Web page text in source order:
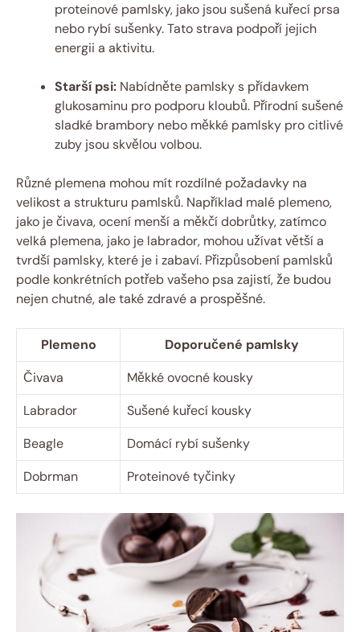
proteinové pamlsky, jako jsou sušená kuřecí prsa
nebo rybí sušenky. Tato strava podpoří jejich
energii a aktivitu.
Starší psi: Nabídněte pamlsky s přídavkem
glukosaminu pro podporu kloubů. Přírodní sušené
sladké brambory nebo měkké pamlsky pro citlivé
zuby jsou skvělou volbou.
Různé plemena mohou mít rozdílné požadavky na
velikost a strukturu pamlsků. Například malé plemeno,
jako je čivava, ocení menší a měkčí dobrůtky, zatímco
velká plemena, jako je labrador, mohou užívat větší a
tvrdší pamlsky, které je i zabaví. Přizpůsobení pamlsků
podle konkrétních potřeb vašeho psa zajistí, že budou
nejen chutné, ale také zdravé a prospěšné.
Plemeno
Doporučené pamlsky
Čivava
Měkké ovocné kousky
Labrador
Sušené kuřecí kousky
Beagle
Domácí rybí sušenky
Dobrman
Proteinové tyčinky